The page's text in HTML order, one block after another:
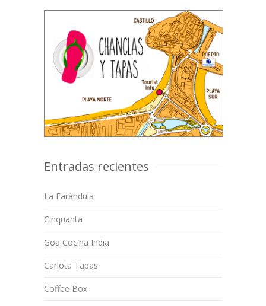
Entradas recientes
La Farándula
Cinquanta
Goa Cocina India
Carlota Tapas
Coffee Box